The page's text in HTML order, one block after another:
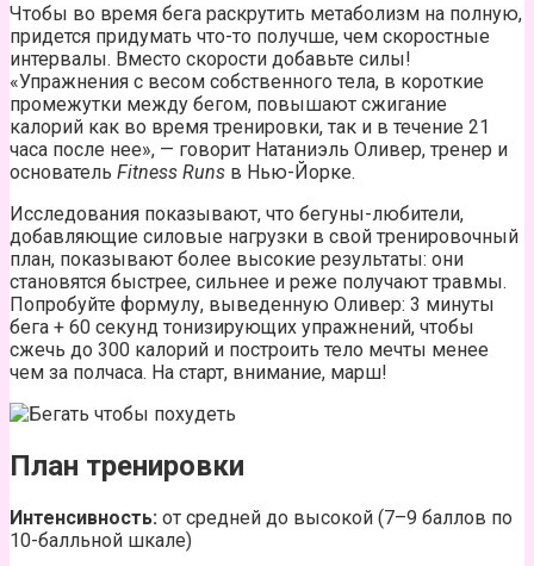
Чтобы во время бега раскрутить метаболизм на полную,
придется придумать что-то получше, чем скоростные
интервалы. Вместо скорости добавьте силы!
«Упражнения с весом собственного тела, в короткие
промежутки между бегом, повышают сжигание
калорий как во время тренировки, так и в течение 21
часа после нее», — говорит Натаниэль Оливер, тренер и
основатель Fitness Runs в Нью-Йорке.
Исследования показывают, что бегуны-любители,
добавляющие силовые нагрузки в свой тренировочный
план, показывают более высокие результаты: они
становятся быстрее, сильнее и реже получают травмы.
Попробуйте формулу, выведенную Оливер: 3 минуты
бега + 60 секунд тонизирующих упражнений, чтобы
сжечь до 300 калорий и построить тело мечты менее
чем за полчаса. На старт, внимание, марш!
План тренировки
Интенсивность: от средней до высокой (7–9 баллов по
10-балльной шкале)